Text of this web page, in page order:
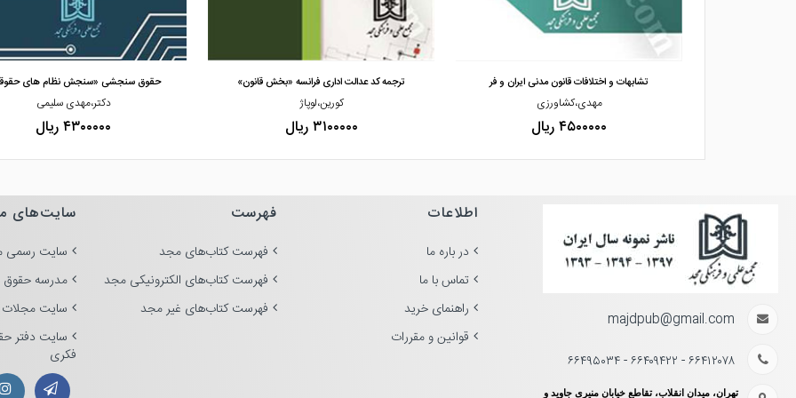
مشاهده و خرید
تشابهات و اختلافات قانون مدنی ایران و فر
مهدی،کشاورزی
۴۵۰۰۰۰۰ ریال
مشاهده و خرید
ترجمه کد عدالت اداری فرانسه «بخش قانون»
کورین،لوپاژ
۳۱۰۰۰۰۰ ریال
حقوق سنجشی «سنجش نظام های
دکتر،مهدی سلیمی
۴۳۰۰۰۰۰ ریال
majdpub@gmail.com
۶۶۴۱۲۰۷۸ - ۶۶۴۰۹۴۲۲ - ۶۶۴۹۵۰۳۴
تهران، میدان انقلاب، تقاطع خیابان منیری جاوید و
اطلاعات
در باره ما
تماس با ما
راهنمای خرید
قوانین و مقررات
فهرست
فهرست کتاب‌های مجد
فهرست کتاب‌های الکترونیکی مجد
فهرست کتاب‌های غیر مجد
سایت‌های
سایت رسمی
مدرسه
سایت
سایت دفتر
فکری